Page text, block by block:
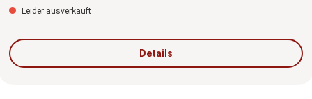
Leider ausverkauft
Details